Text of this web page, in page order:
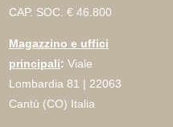
CAP. SOC. € 46.800
Magazzino e uffici
principali: Viale
Lombardia 81 | 22063
Cantù (CO) Italia